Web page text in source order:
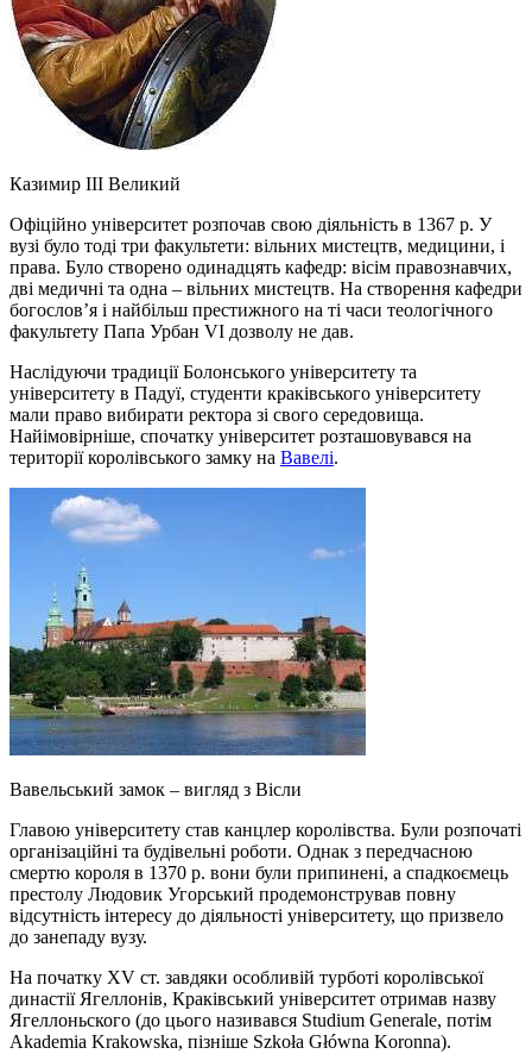
Казимир III Великий
Офіційно університет розпочав свою діяльність в 1367 р. У
вузі було тоді три факультети: вільних мистецтв, медицини, і
права. Було створено одинадцять кафедр: вісім правознавчих,
дві медичні та одна – вільних мистецтв. На створення кафедри
богослов’я і найбільш престижного на ті часи теологічного
факультету Папа Урбан VI дозволу не дав.
Наслідуючи традиції Болонського університету та
університету в Падуї, студенти краківського університету
мали право вибирати ректора зі свого середовища.
Найімовірніше, спочатку університет розташовувався на
території королівського замку на Вавелі.
Вавельський замок – вигляд з Вісли
Главою університету став канцлер королівства. Були розпочаті
організаційні та будівельні роботи. Однак з передчасною
смертю короля в 1370 р. вони були припинені, а спадкоємець
престолу Людовик Угорський продемонстрував повну
відсутність інтересу до діяльності університету, що призвело
до занепаду вузу.
На початку XV ст. завдяки особливій турботі королівської
династії Ягеллонів, Краківський університет отримав назву
Ягеллоньского (до цього називався Studium Generale, потім
Akademia Krakowska, пізніше Szkoła Główna Koronna).